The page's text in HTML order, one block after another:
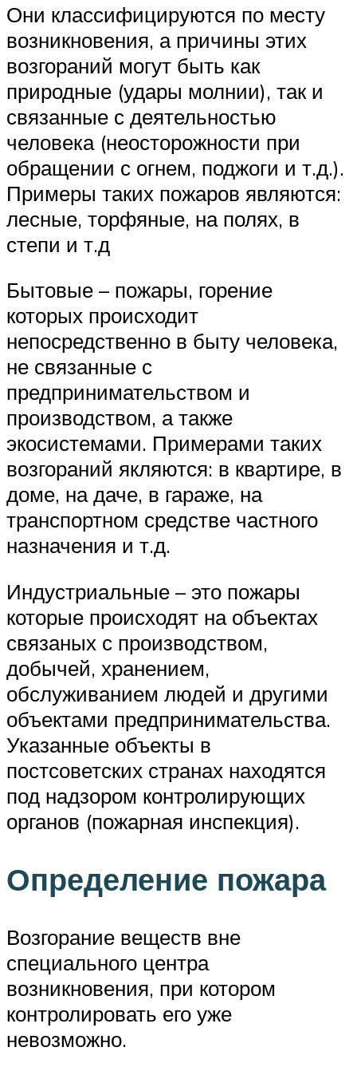
Они классифицируются по месту
возникновения, а причины этих
возгораний могут быть как
природные (удары молнии), так и
связанные с деятельностью
человека (неосторожности при
обращении с огнем, поджоги и т.д.).
Примеры таких пожаров являются:
лесные, торфяные, на полях, в
степи и т.д
Бытовые – пожары, горение
которых происходит
непосредственно в быту человека,
не связанные с
предпринимательством и
производством, а также
экосистемами. Примерами таких
возгораний якляются: в квартире, в
доме, на даче, в гараже, на
транспортном средстве частного
назначения и т.д.
Индустриальные – это пожары
которые происходят на объектах
связаных с производством,
добычей, хранением,
обслуживанием людей и другими
объектами предпринимательства.
Указанные объекты в
постсоветских странах находятся
под надзором контролирующих
органов (пожарная инспекция).
Определение пожара
Возгорание веществ вне
специального центра
возникновения, при котором
контролировать его уже
невозможно.